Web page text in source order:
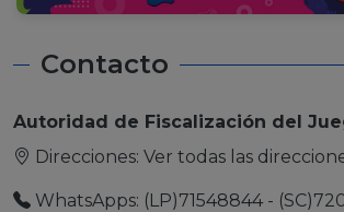
Contacto
Autoridad de Fiscalización del
Direcciones: Ver todas las
WhatsApps: (LP)71548844 -